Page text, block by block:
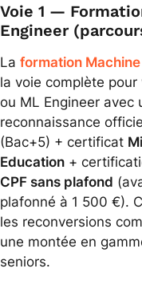
Voie 1 —
Engineer
La formation
la voie complète pour
ou ML Engineer avec
reconnaissance
(Bac+5) + certificat
Education +
CPF sans plafond
plafonné à 1 500 €).
les reconversions
une montée en
seniors.